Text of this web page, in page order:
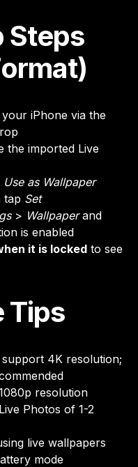
Steps
iPhone via the
the imported Live
Use as Wallpaper
tap Set
> Wallpaperand
is enabled
it is locked to see
Tips
4K resolution;
resolution
Photos of 1-2
live wallpapers
mode